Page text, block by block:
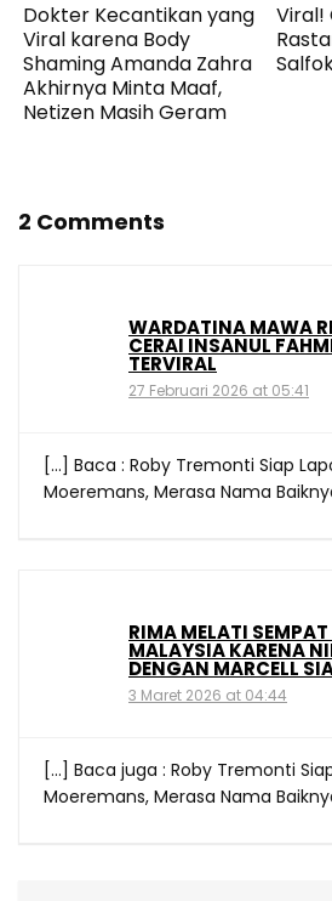
Dokter Kecantikan yang
Viral karena Body
Shaming Amanda Zahra
Akhirnya Minta Maaf,
Netizen Masih Geram
Viral!
2 Comments
WARDATINA MAWA
CERAI INSANUL
TERVIRAL
27 Februari 2026 at 05:41
[…] Baca : Roby Tremonti Siap
Moeremans, Merasa Nama
RIMA MELATI
MALAYSIA KARENA
DENGAN MARCELL
3 Maret 2026 at 04:44
[…] Baca juga : Roby Tremonti
Moeremans, Merasa Nama